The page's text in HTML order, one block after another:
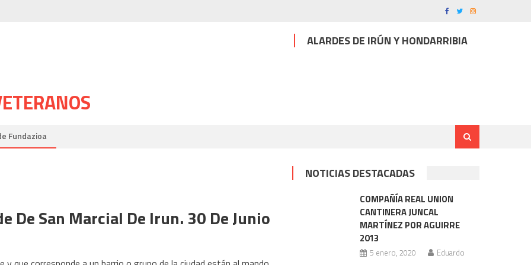
ALARDES DE IRÚN Y HONDARRIBIA
Fundazioa
De San Marcial De Irun. 30 De Junio
NOTICIAS DESTACADAS
COMPAÑÍA REAL UNION
CANTINERA JUNCAL
MARTÍNEZ POR AGUIRRE
2013
5 enero, 2020 Eduardo